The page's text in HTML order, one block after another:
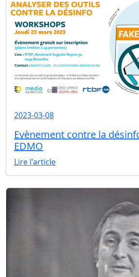
2023-03-08
Evènement contre la
EDMO
Lire l'article